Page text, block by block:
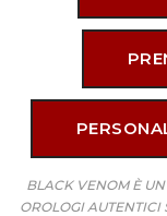
BLACK VENOM È
OROLOGI AUTENTICI